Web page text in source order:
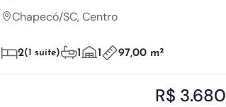
Chapecó/SC, Centro
2(1 suíte) 1 1 97,00 m²
R$ 3.680